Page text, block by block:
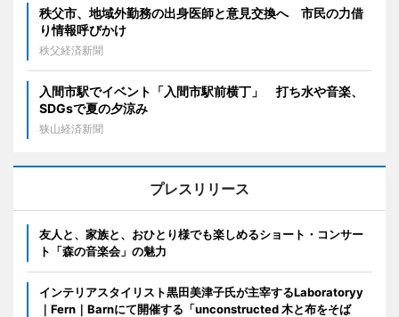
秩父市、地域外勤務の出身医師と意見交換へ 市民の力借
り情報呼びかけ
秩父経済新聞
入間市駅でイベント「入間市駅前横丁」 打ち水や音楽、
SDGsで夏の夕涼み
狭山経済新聞
プレスリリース
友人と、家族と、おひとり様でも楽しめるショート・コンサー
ト「森の音楽会」の魅力
インテリアスタイリスト黒田美津子氏が主宰するLaboratoryy
｜Fern｜Barnにて開催する「unconstructed 木と布をそば